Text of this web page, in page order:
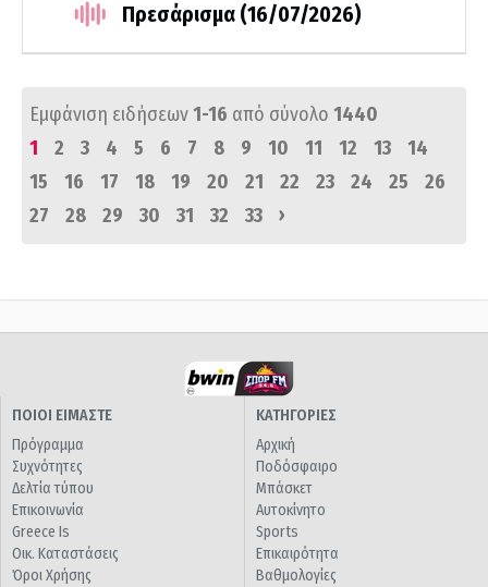
Πρεσάρισμα (16/07/2026)
Εμφάνιση ειδήσεων1-16 από σύνολο 1440
1
2 3 4 5 6 7 8 9 10 11 12 13
14
15
16 17 18 19 20 21 22 23 24 25
26
27
28 29 30 31 32 33 ›
ΠΟΙΟΙ ΕΙΜΑΣΤΕ
Πρόγραμμα
Συχνότητες
Δελτία τύπου
Επικοινωνία
Greece Is
Οικ. Καταστάσεις
Όροι Χρήσης
ΚΑΤΗΓΟΡΙΕΣ
Αρχική
Ποδόσφαιρο
Μπάσκετ
Αυτοκίνητο
Sports
Επικαιρότητα
Βαθμολογίες